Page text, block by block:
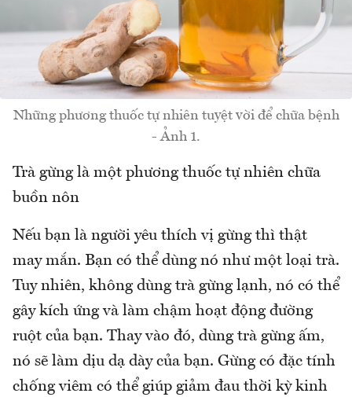
Những phương thuốc tự nhiên tuyệt vời để chữa bệnh
- Ảnh 1.
Trà gừng là một phương thuốc tự nhiên chữa
buồn nôn
Nếu bạn là người yêu thích vị gừng thì thật
may mắn. Bạn có thể dùng nó như một loại trà.
Tuy nhiên, không dùng trà gừng lạnh, nó có thể
gây kích ứng và làm chậm hoạt động đường
ruột của bạn. Thay vào đó, dùng trà gừng ấm,
nó sẽ làm dịu dạ dày của bạn. Gừng có đặc tính
chống viêm có thể giúp giảm đau thời kỳ kinh